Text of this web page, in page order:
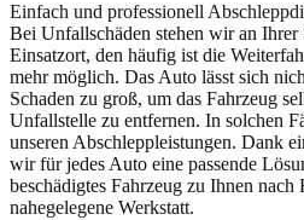
Einfach und professionell
Bei Unfallschäden stehen wir an Ihrer
Einsatzort, den häufig ist die
mehr möglich. Das Auto lässt sich
Schaden zu groß, um das Fahrzeug
Unfallstelle zu entfernen. In solchen
unseren Abschleppleistungen. Dank
wir für jedes Auto eine passende
beschädigtes Fahrzeug zu Ihnen nach
nahegelegene Werkstatt.